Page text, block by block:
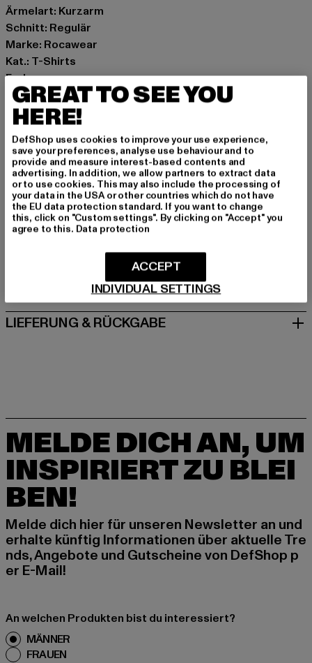
Ärmelart: Kurzarm
Schnitt: Regulär
Marke: Rocawear
Kat.: T-Shirts
Farbe: grau, rosa
Hersteller Farbe: grey melange/rose
Materialzusammensetzung: 90% Baumwolle, 10%
Viskose
Art.Nr: RWTS050-02890
Hersteller: TB International GmbH |info@tbint.de
Dr.-Robert-Murjahn-Straße 7 | 64372 Ober-Ramstadt |
DE
GRÖSSE & PASSFORM
PFLEGEHINWEISE
LIEFERUNG & RÜCKGABE
MELDE DICH AN, UM
INSPIRIERT ZU BLEI
BEN!
Melde dich hier für unseren Newsletter an und
erhalte künftig Informationen über aktuelle Tre
nds, Angebote und Gutscheine von DefShop p
er E-Mail!
An welchen Produkten bist du interessiert?
MÄNNER
FRAUEN
GREAT TO SEE YOU
HERE!
DefShop uses cookies to improve your use experience,
save your preferences, analyse use behaviour and to
provide and measure interest-based contents and
advertising. In addition, we allow partners to extract data
or to use cookies. This may also include the processing of
your data in the USA or other countries which do not have
the EU data protection standard. If you want to change
this, click on "Custom settings". By clicking on "Accept" you
agree to this. Data protection
INDIVIDUAL SETTINGS
ACCEPT